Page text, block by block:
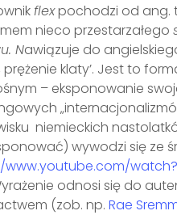
flexpochodzi od ang.
nieco przestarzałego
Nawiązuje do
prężenie klaty’. Jest to
– eksponowanie
niemieckich
wywodzi się ze
odnosi się do
(zob. np. Rae